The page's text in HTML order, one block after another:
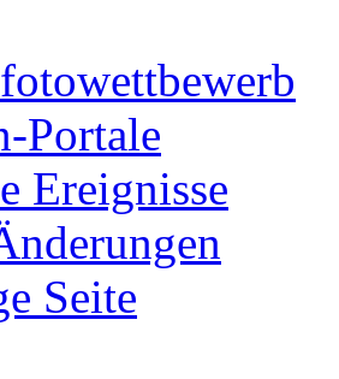
Portale
Ereignisse
Seite